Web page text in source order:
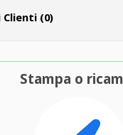
Clienti (0)
Stampa o